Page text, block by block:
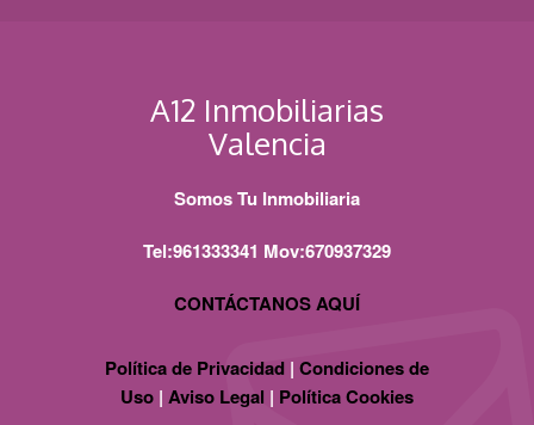
A12 Inmobiliarias
Valencia
Somos Tu Inmobiliaria
Tel:961333341 Mov:670937329
CONTÁCTANOS AQUÍ
Política de Privacidad | Condiciones de
Uso | Aviso Legal | Política Cookies